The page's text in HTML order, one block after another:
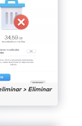
> Eliminar